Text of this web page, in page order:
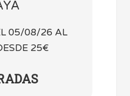
05/08/26 AL
25€